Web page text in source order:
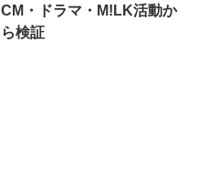
CM・ドラマ・M!LK活動か
ら検証